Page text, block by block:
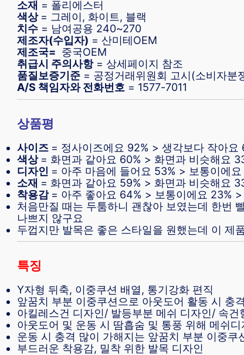
소재 = 폴리에스터
색상 = 그레이, 화이트, 블랙
치수 = 남여공용 240~270
제조자(수입자) = 산미테OEM
제조국= 중국OEM
취급시 주의사항= 상세페이지 참조
품질보증기준 = 공정거래위원회 고시(소비자분
A/S 책임자와 전화번호 = 1577-7011
상품평
사이즈 = 정사이즈에요 92% > 생각보다 작아요
색상 = 화면과 같아요 60% > 화면과 비슷해요
디자인 = 아주 마음에 들어요 53% > 보통이에
소재 = 화면과 같아요 59% > 화면과 비슷해요
착용감 = 아주 좋아요 64% > 보통이에요 23%
처음만질 때는 두툼하니 괜찮아 보였는데 한번
나쁘지 않구요
두껍지만 발목은 좋은 스타일을 원했는데 이 제
특징
Y자형 뒤축, 이중쿠션 배열, 통기강화 편직
앞꿈치 부분 이중쿠션으로 아웃도어 활동 시 충
아킬레스건 디자인/ 발등부분 메쉬 디자인/ 속
아웃도어 및 운동 시 땀흡숨 및 통풍 위해 메쉬
운동 시 충격 많이 가해지는 앞꿈치 부분 이중쿠
부드러운 착용감, 밀착 위한 발목 디자인